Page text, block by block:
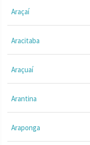
Araçaí
Aracitaba
Araçuaí
Arantina
Araponga